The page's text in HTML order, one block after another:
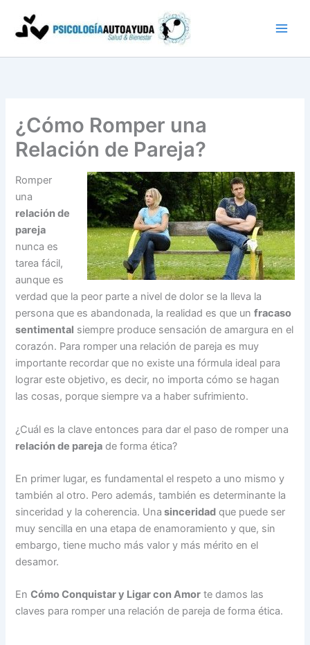
contenido
¿Cómo Romper una
Relación de Pareja?
Romper
una
relación de
pareja
nunca es
tarea fácil,
aunque es
verdad que la peor parte a nivel de dolor se la lleva la
persona que es abandonada, la realidad es que unfracaso
sentimental siempre produce sensación de amargura en el
corazón. Para romper una relación de pareja es muy
importante recordar que no existe una fórmula ideal para
lograr este objetivo, es decir, no importa cómo se hagan
las cosas, porque siempre va a haber sufrimiento.
¿Cuál es la clave entonces para dar el paso de romper una
relación de pareja de forma ética?
En primer lugar, es fundamental el respeto a uno mismo y
también al otro. Pero además, también es determinante la
sinceridad y la coherencia. Una sinceridad que puede ser
muy sencilla en una etapa de enamoramiento y que, sin
embargo, tiene mucho más valor y más mérito en el
desamor.
EnCómo Conquistar y Ligar con Amor te damos las
claves para romper una relación de pareja de forma ética.